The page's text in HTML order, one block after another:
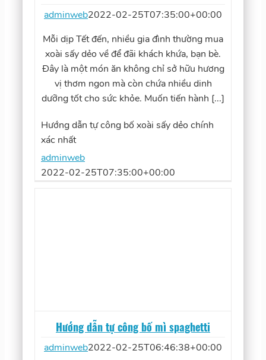
adminweb2022-02-25T07:35:00+00:00
Mỗi dịp Tết đến, nhiều gia đình thường mua
xoài sấy dẻo về để đãi khách khứa, bạn bè.
Đây là một món ăn không chỉ sở hữu hương
vị thơm ngon mà còn chứa nhiều dinh
dưỡng tốt cho sức khỏe. Muốn tiến hành [...]
Hướng dẫn tự công bố xoài sấy dẻo chính
xác nhất
adminweb
2022-02-25T07:35:00+00:00
Hướng dẫn tự công bố mì spaghetti
adminweb2022-02-25T06:46:38+00:00